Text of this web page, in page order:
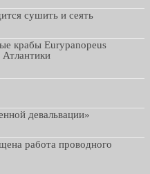
сушить и сеять
крабы Eurypanopeus
Атлантики
девальвации»
работа проводного